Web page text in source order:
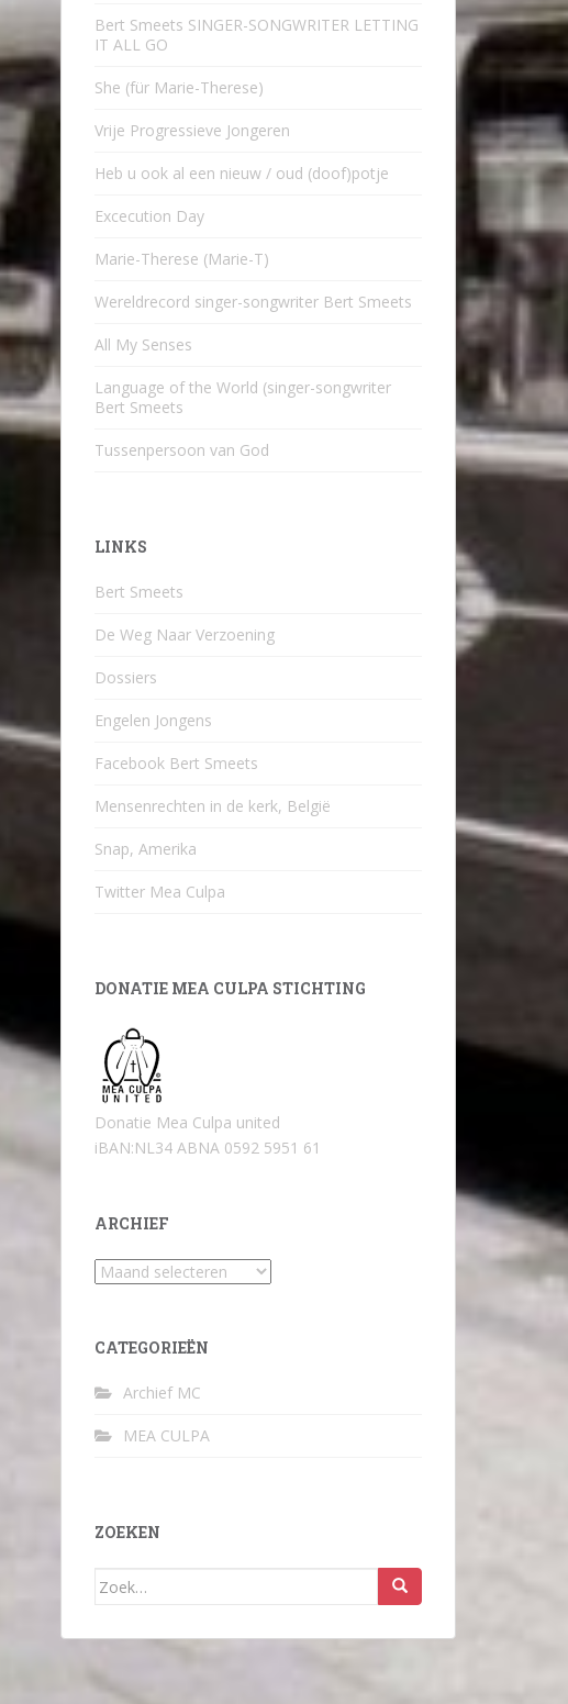
Bert Smeets SINGER-SONGWRITER LETTING
IT ALL GO
She (für Marie-Therese)
Vrije Progressieve Jongeren
Heb u ook al een nieuw / oud (doof)potje
Excecution Day
Marie-Therese (Marie-T)
Wereldrecord singer-songwriter Bert Smeets
All My Senses
Language of the World (singer-songwriter
Bert Smeets
Tussenpersoon van God
LINKS
Bert Smeets
De Weg Naar Verzoening
Dossiers
Engelen Jongens
Facebook Bert Smeets
Mensenrechten in de kerk, België
Snap, Amerika
Twitter Mea Culpa
DONATIE MEA CULPA STICHTING
Donatie Mea Culpa united
iBAN:NL34 ABNA 0592 5951 61
ARCHIEF
Archief
CATEGORIEËN
Archief MC
MEA CULPA
ZOEKEN
Zoek